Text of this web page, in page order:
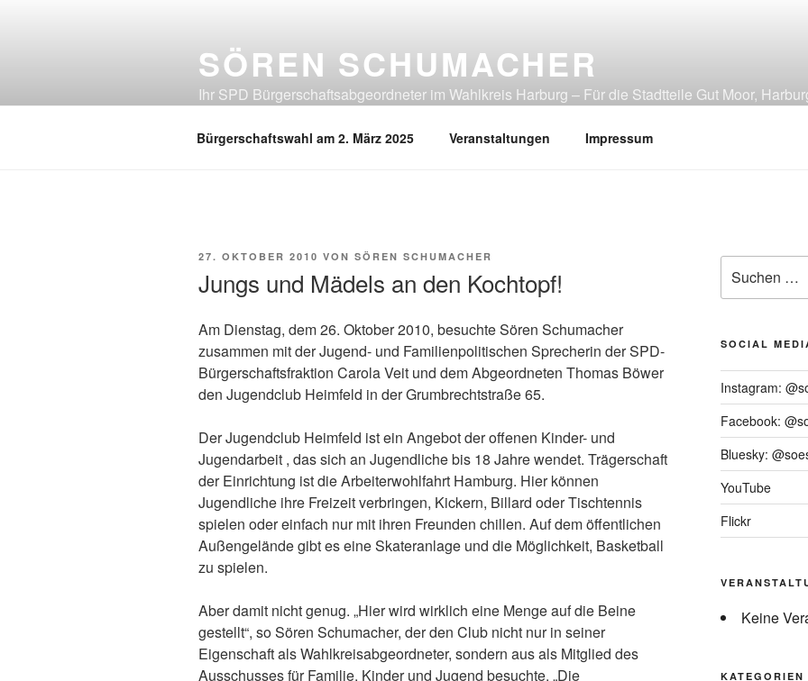
SÖREN SCHUMACHER
Ihr SPD Bürgerschaftsabgeordneter im Wahlkreis Harburg – Für die Stadtteile Gut Moor,
Bürgerschaftswahl am 2. März 2025 Veranstaltungen Impressum
VERÖFFENTLICHT
27. OKTOBER 2010 VON SÖREN SCHUMACHER
Jungs und Mädels an den Kochtopf!
Am Dienstag, dem 26. Oktober 2010, besuchte Sören Schumacher
zusammen mit der Jugend- und Familienpolitischen Sprecherin der SPD-
Bürgerschaftsfraktion Carola Veit und dem Abgeordneten Thomas Böwer
den Jugendclub Heimfeld in der Grumbrechtstraße 65.
Der Jugendclub Heimfeld ist ein Angebot der offenen Kinder- und
Jugendarbeit , das sich an Jugendliche bis 18 Jahre wendet. Trägerschaft
der Einrichtung ist die Arbeiterwohlfahrt Hamburg. Hier können
Jugendliche ihre Freizeit verbringen, Kickern, Billard oder Tischtennis
spielen oder einfach nur mit ihren Freunden chillen. Auf dem öffentlichen
Außengelände gibt es eine Skateranlage und die Möglichkeit, Basketball
zu spielen.
Aber damit nicht genug. „Hier wird wirklich eine Menge auf die Beine
gestellt“, so Sören Schumacher, der den Club nicht nur in seiner
Eigenschaft als Wahlkreisabgeordneter, sondern aus als Mitglied des
Ausschusses für Familie, Kinder und Jugend besuchte. „Die
nach:
SOCIAL
Instagram:
Facebook:
Bluesky:
YouTube
Flickr
Keine
KATEGORIEN